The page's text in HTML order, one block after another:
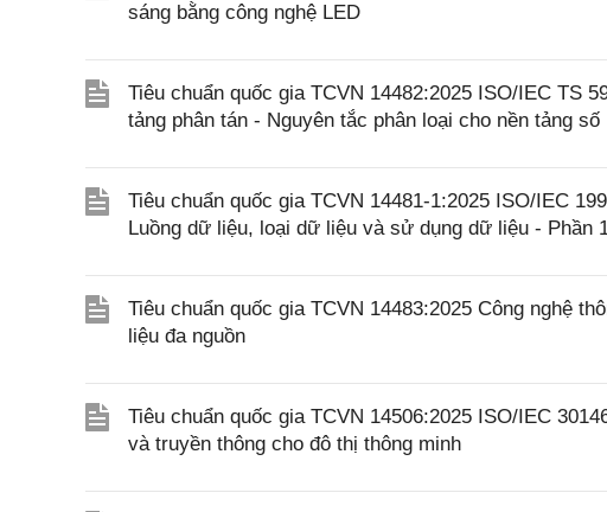
sáng bằng công nghệ LED
Tiêu chuẩn quốc gia TCVN 14482:2025 ISO/IEC TS
tảng phân tán - Nguyên tắc phân loại cho nền tảng số
Tiêu chuẩn quốc gia TCVN 14481-1:2025 ISO/IEC
Luồng dữ liệu, loại dữ liệu và sử dụng dữ liệu - Phần
Tiêu chuẩn quốc gia TCVN 14483:2025 Công nghệ
liệu đa nguồn
Tiêu chuẩn quốc gia TCVN 14506:2025 ISO/IEC
và truyền thông cho đô thị thông minh